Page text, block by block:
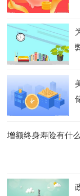
增额终身寿险有什